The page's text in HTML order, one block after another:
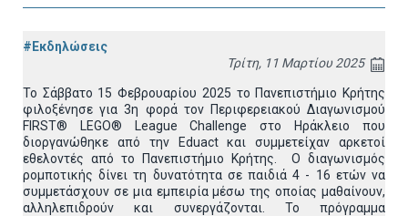
#Εκδηλώσεις
Τρίτη, 11 Μαρτίου 2025
To Σάββατο 15 Φεβρουαρίου 2025 το Πανεπιστήμιο Κρήτης
φιλοξένησε για 3η φορά τον Περιφερειακού Διαγωνισμού
FIRST® LEGO® League Challenge στο Ηράκλειο που
διοργανώθηκε από την Eduact και συμμετείχαν αρκετοί
εθελοντές από το Πανεπιστήμιο Κρήτης. Ο διαγωνισμός
ρομποτικής δίνει τη δυνατότητα σε παιδιά 4 - 16 ετών να
συμμετάσχουν σε μια εμπειρία μέσω της οποίας μαθαίνουν,
αλληλεπιδρούν και συνεργάζονται. Το πρόγραμμα